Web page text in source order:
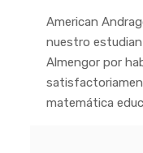
American
nuestro
Almengor por
matemática